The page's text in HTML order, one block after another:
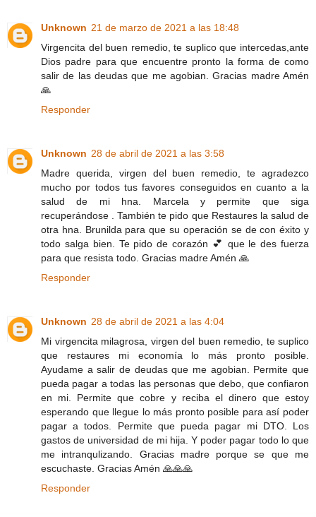
Unknown 21 de marzo de 2021 a las 18:48
Virgencita del buen remedio, te suplico que intercedas,ante
Dios padre para que encuentre pronto la forma de como
salir de las deudas que me agobian. Gracias madre Amén
🙏
Responder
Unknown 28 de abril de 2021 a las 3:58
Madre querida, virgen del buen remedio, te agradezco
mucho por todos tus favores conseguidos en cuanto a la
salud de mi hna. Marcela y permite que siga
recuperándose . También te pido que Restaures la salud de
otra hna. Brunilda para que su operación se de con éxito y
todo salga bien. Te pido de corazón 💕 que le des fuerza
para que resista todo. Gracias madre Amén 🙏
Responder
Unknown 28 de abril de 2021 a las 4:04
Mi virgencita milagrosa, virgen del buen remedio, te suplico
que restaures mi economía lo más pronto posible.
Ayudame a salir de deudas que me agobian. Permite que
pueda pagar a todas las personas que debo, que confiaron
en mi. Permite que cobre y reciba el dinero que estoy
esperando que llegue lo más pronto posible para así poder
pagar a todos. Permite que pueda pagar mi DTO. Los
gastos de universidad de mi hija. Y poder pagar todo lo que
me intranqulizando. Gracias madre porque se que me
escuchaste. Gracias Amén 🙏🙏🙏
Responder